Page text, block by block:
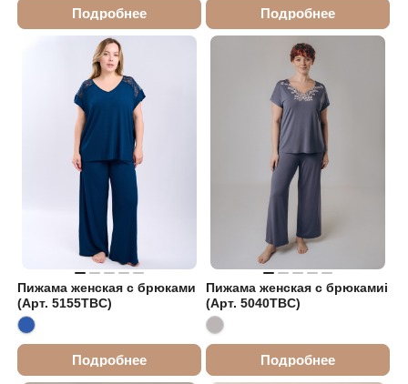
Подробнее Подробнее
Пижама женская с брюками
(Арт. 5155TBC)
Подробнее
Пижама женская с брюкамиi
(Арт. 5040TBC)
Подробнее